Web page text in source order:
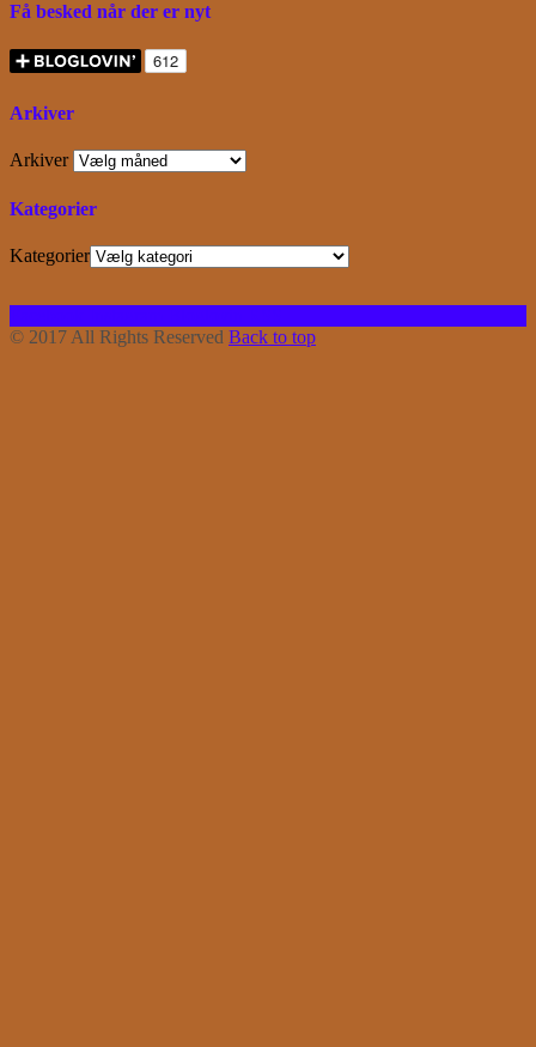
Få besked når der er nyt
Arkiver
Arkiver
Kategorier
Kategorier
© 2017 All Rights Reserved Back to top